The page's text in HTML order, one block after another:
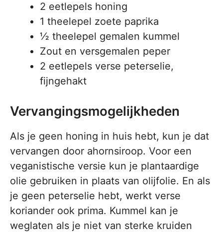
2 eetlepels honing
1 theelepel zoete paprika
½ theelepel gemalen kummel
Zout en versgemalen peper
2 eetlepels verse peterselie,
fijngehakt
Vervangingsmogelijkheden
Als je geen honing in huis hebt, kun je dat
vervangen door ahornsiroop. Voor een
veganistische versie kun je plantaardige
olie gebruiken in plaats van olijfolie. En als
je geen peterselie hebt, werkt verse
koriander ook prima. Kummel kan je
weglaten als je niet van sterke kruiden